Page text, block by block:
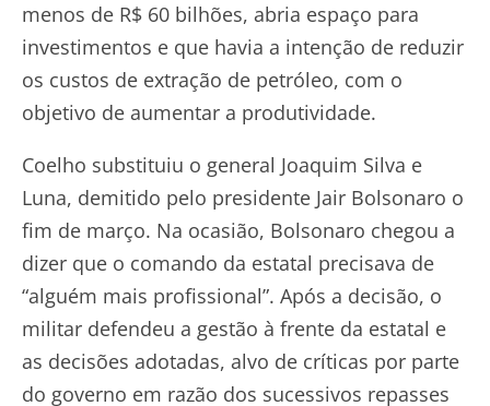
menos de R$ 60 bilhões, abria espaço para
investimentos e que havia a intenção de reduzir
os custos de extração de petróleo, com o
objetivo de aumentar a produtividade.
Coelho substituiu o general Joaquim Silva e
Luna, demitido pelo presidente Jair Bolsonaro o
fim de março. Na ocasião, Bolsonaro chegou a
dizer que o comando da estatal precisava de
“alguém mais profissional”. Após a decisão, o
militar defendeu a gestão à frente da estatal e
as decisões adotadas, alvo de críticas por parte
do governo em razão dos sucessivos repasses